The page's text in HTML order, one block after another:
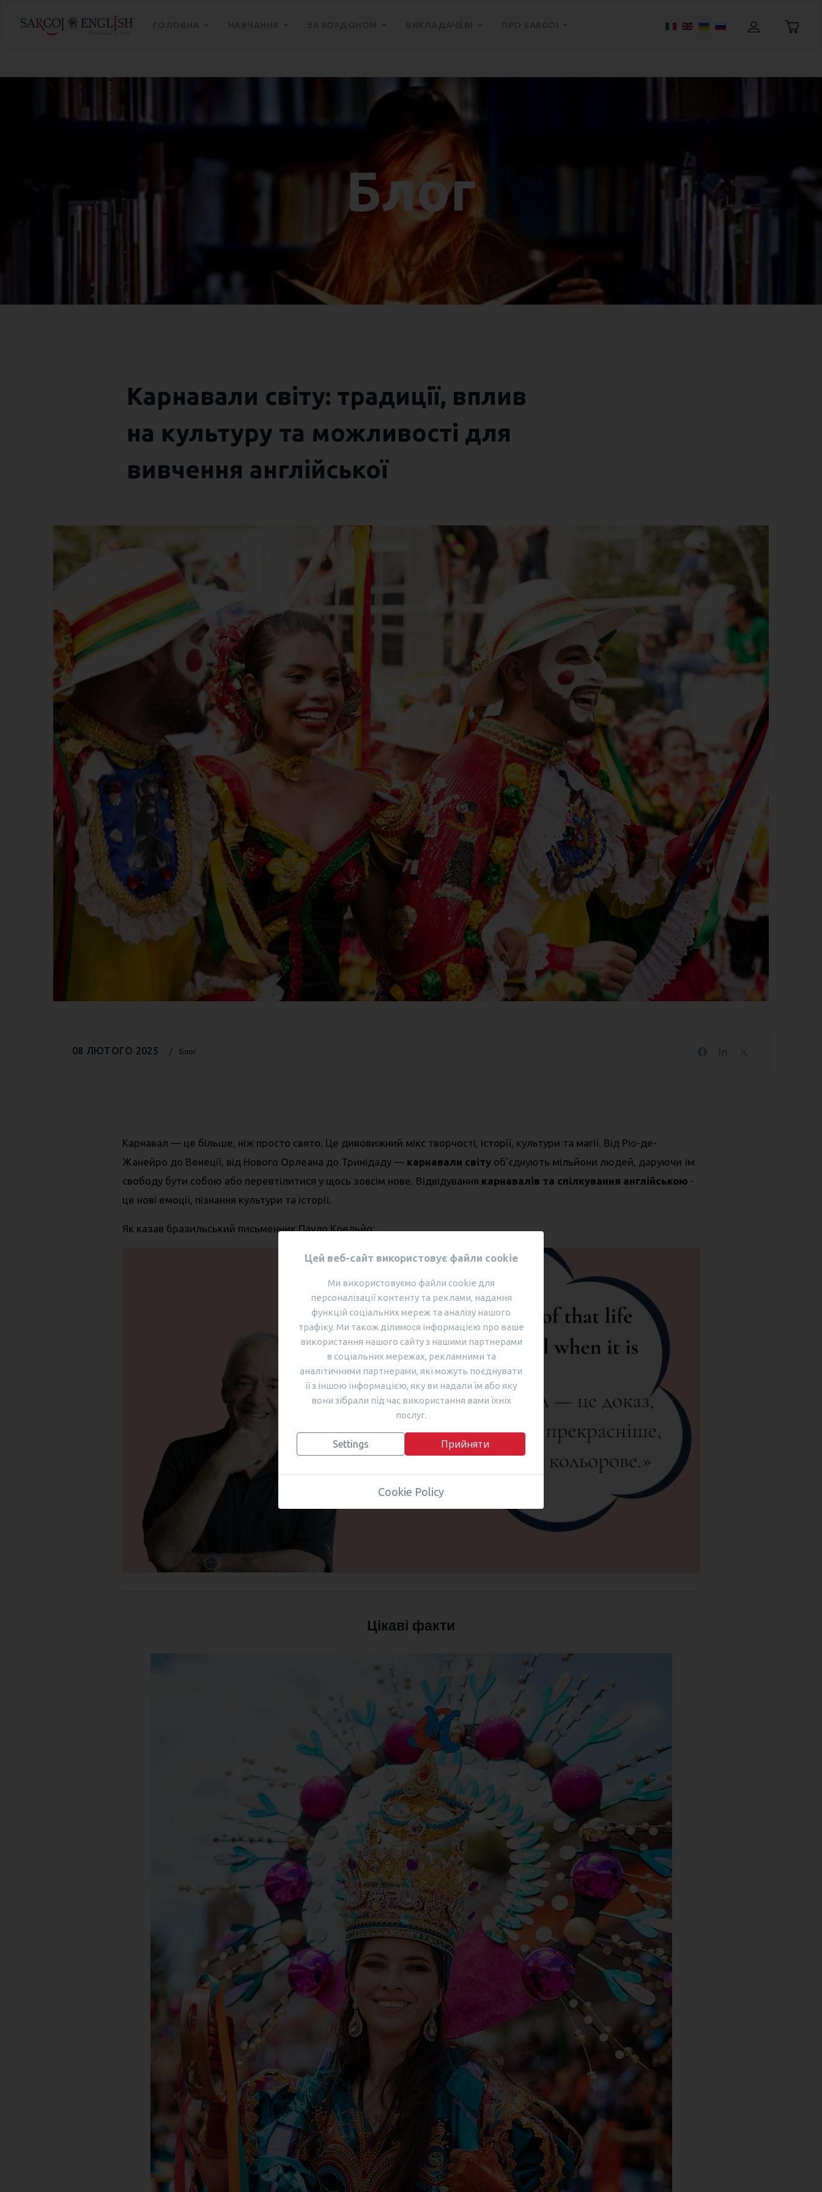
Оберіть свою мову
Блог
Карнавали світу: традиції, вплив
на культуру та можливості для
вивчення англійської
Блог
08 ЛЮТОГО 2025
Карнавал — це більше, ніж просто свято. Це дивовижний мікс творчості, історії, культури та магії. Від Ріо-де-
Жанейро до Венеції, від Нового Орлеана до Тринідаду — карнавали світуоб'єднують мільйони людей, даруючи їм
свободу бути собою або перевтілитися у щось зовсім нове. Відвідування карнавалів та спілкування англійською -
це нові емоції, пізнання культури та історії.
Як казав бразильський письменник Пауло Коельйо:
Цікаві факти
Цей веб-сайт використовує файли cookie
Ми використовуємо файли cookie для
персоналізації контенту та реклами, надання
функцій соціальних мереж та аналізу нашого
трафіку. Ми також ділимося інформацією про ваше
використання нашого сайту з нашими партнерами
в соціальних мережах, рекламними та
аналітичними партнерами, які можуть поєднувати
її з іншою інформацією, яку ви надали їм або яку
вони зібрали під час використання вами їхніх
послуг.
Settings Прийняти
Cookie Policy